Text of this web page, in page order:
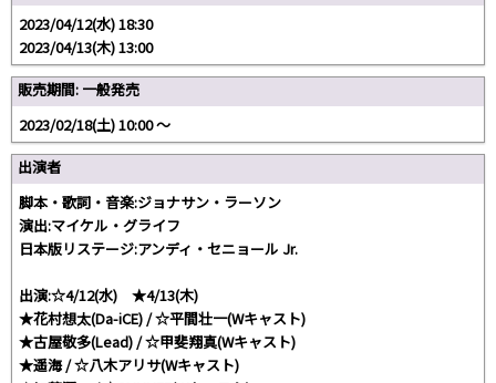
2023/04/12(水) 18:30
2023/04/13(木) 13:00
販売期間: 一般発売
2023/02/18(土) 10:00 〜
出演者
脚本・歌詞・音楽:ジョナサン・ラーソン
演出:マイケル・グライフ
日本版リステージ:アンディ・セニョール Jr.
出演:☆4/12(水) ★4/13(木)
★花村想太(Da-iCE) / ☆平間壮一(Wキャスト)
★古屋敬多(Lead) / ☆甲斐翔真(Wキャスト)
★遥海 / ☆八木アリサ(Wキャスト)